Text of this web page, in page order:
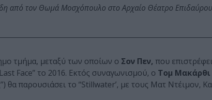
από τον Θωμά Μοσχόπουλο στο Αρχαίο Θέατρο Επιδαύρου
τμήμα, μεταξύ των οποίων ο Σον Πεν, που
Face” το 2016. Εκτός συναγωνισμού, ο Τομ Μακάρθι
θα παρουσιάσει το “Stillwater’, με τους Ματ Ντέιμον,